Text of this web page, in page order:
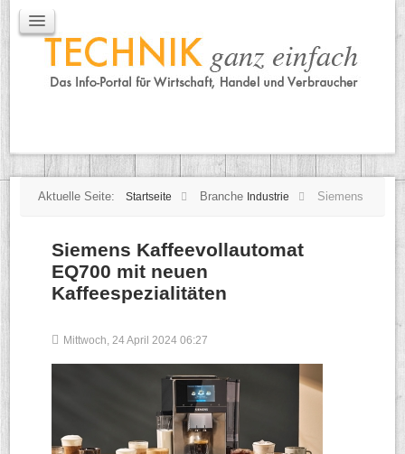
Mobile
IT
TK
Aktuelle Seite: Startseite Branche Industrie Siemens
Siemens Kaffeevollautomat
EQ700 mit neuen
Kaffeespezialitäten
Mittwoch, 24 April 2024 06:27